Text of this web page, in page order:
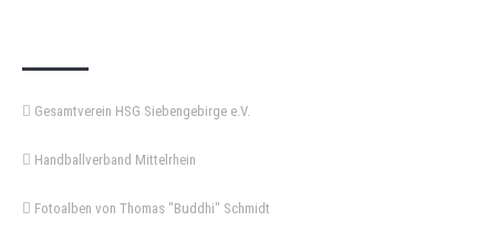
Gesamtverein HSG Siebengebirge e.V.
Handballverband Mittelrhein
Fotoalben von Thomas "Buddhi" Schmidt